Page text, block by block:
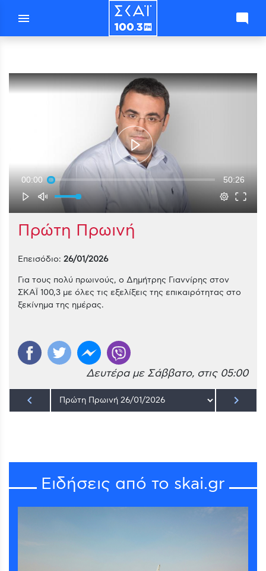
menu mode_comment
00:00 50:26
Πρώτη Πρωινή
Επεισόδιο: 26/01/2026
Για τους πολύ πρωινούς, ο Δημήτρης Γιαννίρης στον
ΣΚΑΪ 100,3 με όλες τις εξελίξεις της επικαιρότητας στο
ξεκίνημα της ημέρας.
Δευτέρα με Σάββατο, στις 05:00
keyboard_arrow_left keyboard_arrow_right
Ειδήσεις από το skai.gr